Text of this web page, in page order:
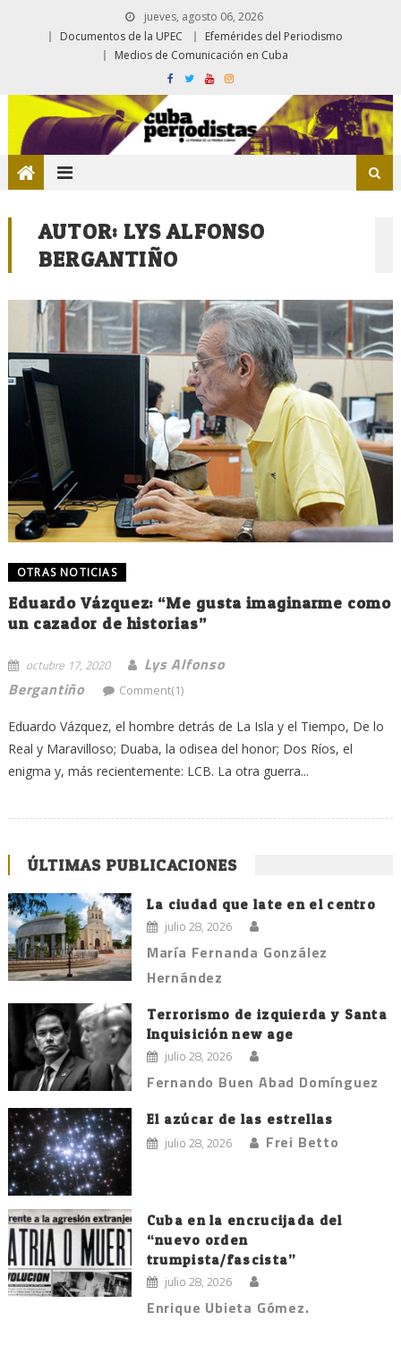
jueves, agosto 06, 2026
Documentos de la UPEC
Efemérides del Periodismo
Medios de Comunicación en Cuba
AUTOR:LYS ALFONSO
BERGANTIÑO
OTRAS NOTICIAS
Eduardo Vázquez: “Me gusta imaginarme como
un cazador de historias”
octubre 17, 2020
Lys Alfonso
Bergantiño
Comment(1)
Eduardo Vázquez, el hombre detrás de La Isla y el Tiempo, De lo
Real y Maravilloso; Duaba, la odisea del honor; Dos Ríos, el
enigma y, más recientemente: LCB. La otra guerra...
ÚLTIMAS PUBLICACIONES
La ciudad que late en el centro
julio 28, 2026
María Fernanda González
Hernández
Terrorismo de izquierda y Santa
Inquisición new age
julio 28, 2026
Fernando Buen Abad Domínguez
El azúcar de las estrellas
julio 28, 2026 Frei Betto
Cuba en la encrucijada del
“nuevo orden
trumpista/fascista”
julio 28, 2026
Enrique Ubieta Gómez.